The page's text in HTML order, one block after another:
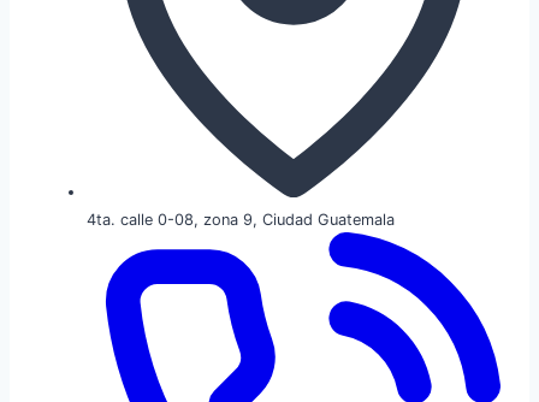
4ta. calle 0-08, zona 9, Ciudad Guatemala